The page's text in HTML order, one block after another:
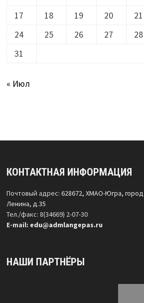
17
18 19 20 21
24
25 26 27 28
31
« Июл
КОНТАКТНАЯ ИНФОРМАЦИЯ
Почтовый адрес: 628672, ХМАО-Югра, город
Ленина, д.35
Тел./факс: 8(34669) 2-07-30
Е-mail: edu@admlangepas.ru
НАШИ ПАРТНЁРЫ